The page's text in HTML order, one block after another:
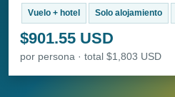
Vuelo + hotel Solo alojamiento
$901.55 USD
por persona · total $1,803 USD